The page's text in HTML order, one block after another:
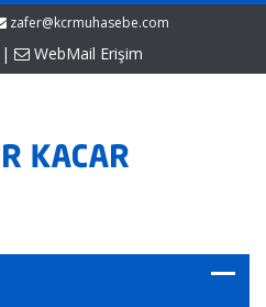
zafer@kcrmuhasebe.com
| WebMail Erişim